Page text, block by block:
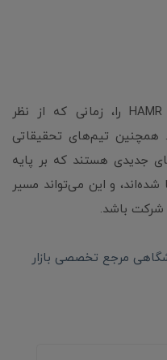
وسترن‌دیجیتال قصد دارد فناوری HAMR را، زمانی که از نظر
همچنین تیم‌های تحقیقاتی
جدیدی هستند که بر پایه
و این می‌تواند مسیر
شرکت باشد.
مرجع تخصصی بازار